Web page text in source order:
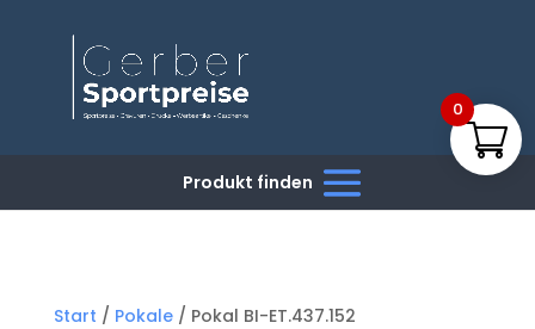
Start / Pokale/ Pokal BI-ET.437.152
0